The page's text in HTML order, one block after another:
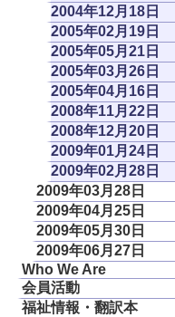
2004年12月18日
2005年02月19日
2005年05月21日
2005年03月26日
2005年04月16日
2008年11月22日
2008年12月20日
2009年01月24日
2009年02月28日
2009年03月28日
2009年04月25日
2009年05月30日
2009年06月27日
Who We Are
会員活動
福祉情報・翻訳本